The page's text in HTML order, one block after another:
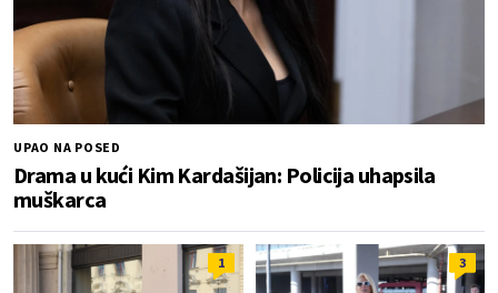
UPAO NA POSED
Drama u kući Kim Kardašijan: Policija uhapsila
muškarca
1 3